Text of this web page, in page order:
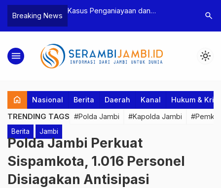
Breaking News
Bea Cukai
Pelaku beserta
dan 146 Gram
Kasus Penganiayaan dan
Tebo Tetapkan Dua Tersangka
Polres
Dua
search
menu light_mode
home Nasional Berita Daerah Kanal Hukum &
TRENDING TAGS #Polda Jambi #Kapolda Jambi
Berita Jambi
Polda Jambi Perkuat
Sispamkota, 1.016 Personel
Disiagakan Antisipasi